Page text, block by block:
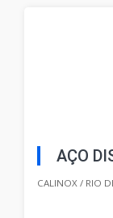
AÇO
CALINOX / RIO